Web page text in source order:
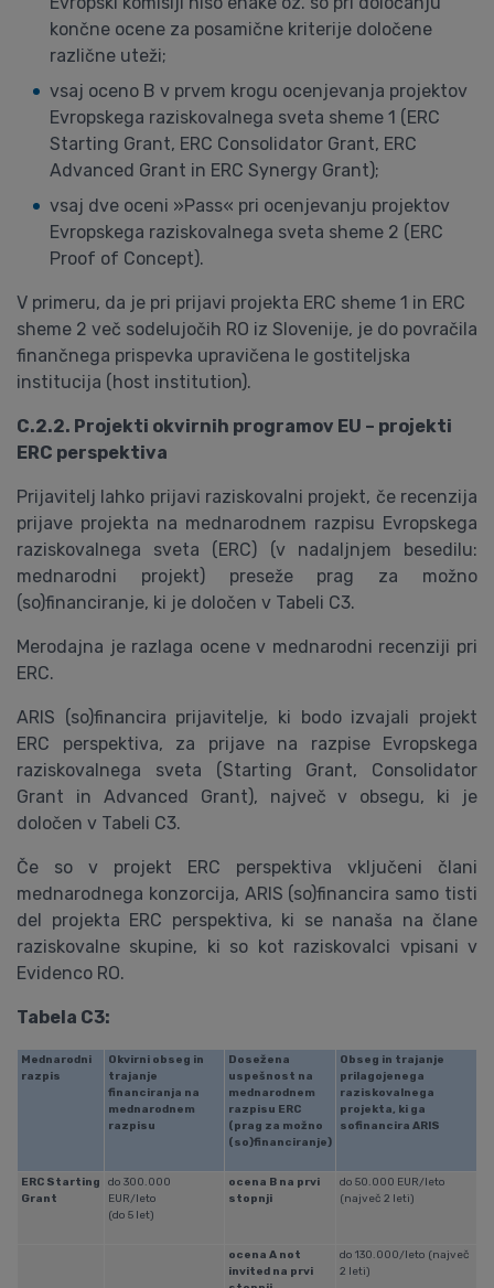
končne ocene za posamične kriterije določene
različne uteži;
vsaj oceno B v prvem krogu ocenjevanja projektov
Evropskega raziskovalnega sveta sheme 1 (ERC
Starting Grant, ERC Consolidator Grant, ERC
Advanced Grant in ERC Synergy Grant);
vsaj dve oceni »Pass« pri ocenjevanju projektov
Evropskega raziskovalnega sveta sheme 2 (ERC
Proof of Concept).
V primeru, da je pri prijavi projekta ERC sheme 1 in ERC
sheme 2 več sodelujočih RO iz Slovenije, je do povračila
finančnega prispevka upravičena le gostiteljska
institucija (host institution).
C.2.2. Projekti okvirnih programov EU – projekti
ERC perspektiva
Prijavitelj lahko prijavi raziskovalni projekt, če recenzija
prijave projekta na mednarodnem razpisu Evropskega
raziskovalnega sveta (ERC) (v nadaljnjem besedilu:
mednarodni projekt) preseže prag za možno
(so)financiranje, ki je določen v Tabeli C3.
Merodajna je razlaga ocene v mednarodni recenziji pri
ERC.
ARIS (so)financira prijavitelje, ki bodo izvajali projekt
ERC perspektiva, za prijave na razpise Evropskega
raziskovalnega sveta (Starting Grant, Consolidator
Grant in Advanced Grant), največ v obsegu, ki je
določen v Tabeli C3.
Če so v projekt ERC perspektiva vključeni člani
mednarodnega konzorcija, ARIS (so)financira samo tisti
del projekta ERC perspektiva, ki se nanaša na člane
raziskovalne skupine, ki so kot raziskovalci vpisani v
Evidenco RO.
Tabela C3:
Mednarodni
razpis
Okvirni obseg in
trajanje
financiranja na
mednarodnem
razpisu
Dosežena
uspešnost na
mednarodnem
razpisu ERC
(prag za možno
(so)financiranje)
Obseg in trajanje
prilagojenega
raziskovalnega
projekta, ki ga
sofinancira ARIS
ERC Starting
Grant
do 300.000
EUR/leto
(do 5 let)
ocena B na prvi
stopnji
do 50.000 EUR/leto
(največ 2 leti)
ocena A not
invited na prvi
do 130.000/leto (največ
2 leti)